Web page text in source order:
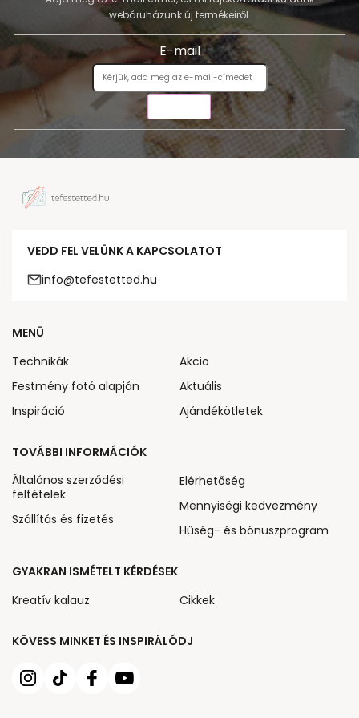
webáruházunk új termékeiről.
E-mail
VEDD FEL VELÜNK A KAPCSOLATOT
info@tefestetted.hu
KÖVESS MINKET ÉS INSPIRÁLÓDJ
MENÜ
Technikák
Festmény fotó alapján
Inspiráció
Akcio
Aktuális
Ajándékötletek
TOVÁBBI INFORMÁCIÓK
Általános szerződési
feltételek
Szállítás és fizetés
Elérhetőség
Mennyiségi kedvezmény
Hűség- és bónuszprogram
GYAKRAN ISMÉTELT KÉRDÉSEK
Kreatív kalauz
Cikkek